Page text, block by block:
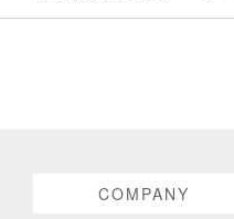
COMPANY